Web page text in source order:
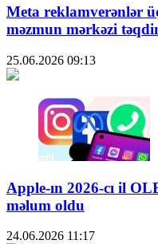
Meta reklamverənlər
məzmun mərkəzi
25.06.2026 09:13
Apple-ın 2026-cı il
məlum oldu
24.06.2026 11:17